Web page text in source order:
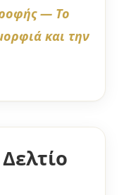
— Το
και την